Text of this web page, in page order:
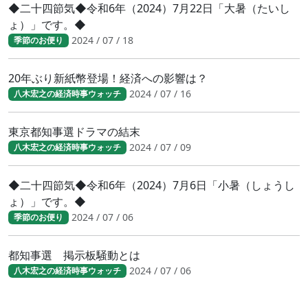
◆二十四節気◆令和6年（2024）7月22日「大暑（たいし
ょ）」です。◆
季節のお便り 2024 / 07 / 18
20年ぶり新紙幣登場！経済への影響は？
八木宏之の経済時事ウォッチ 2024 / 07 / 16
東京都知事選ドラマの結末
八木宏之の経済時事ウォッチ 2024 / 07 / 09
◆二十四節気◆令和6年（2024）7月6日「小暑（しょうし
ょ）」です。◆
季節のお便り 2024 / 07 / 06
都知事選 掲示板騒動とは
八木宏之の経済時事ウォッチ 2024 / 07 / 06